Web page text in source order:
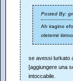
Posted By:
Ah iragino
oletemir
se avessi lurkato
[aggiungere una
intoccabile.